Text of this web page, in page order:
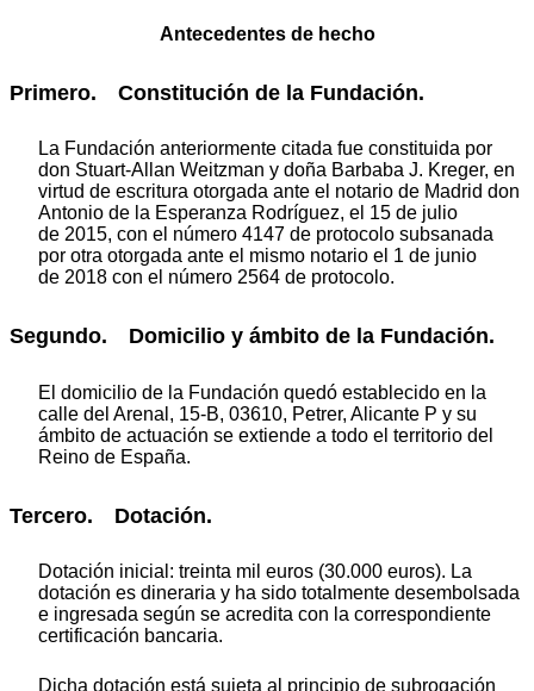
Antecedentes de hecho
Primero. Constitución de la Fundación.
La Fundación anteriormente citada fue constituida por
don Stuart-Allan Weitzman y doña Barbaba J. Kreger, en
virtud de escritura otorgada ante el notario de Madrid don
Antonio de la Esperanza Rodríguez, el 15 de julio
de 2015, con el número 4147 de protocolo subsanada
por otra otorgada ante el mismo notario el 1 de junio
de 2018 con el número 2564 de protocolo.
Segundo. Domicilio y ámbito de la Fundación.
El domicilio de la Fundación quedó establecido en la
calle del Arenal, 15-B, 03610, Petrer, Alicante P y su
ámbito de actuación se extiende a todo el territorio del
Reino de España.
Tercero. Dotación.
Dotación inicial: treinta mil euros (30.000 euros). La
dotación es dineraria y ha sido totalmente desembolsada
e ingresada según se acredita con la correspondiente
certificación bancaria.
Dicha dotación está sujeta al principio de subrogación